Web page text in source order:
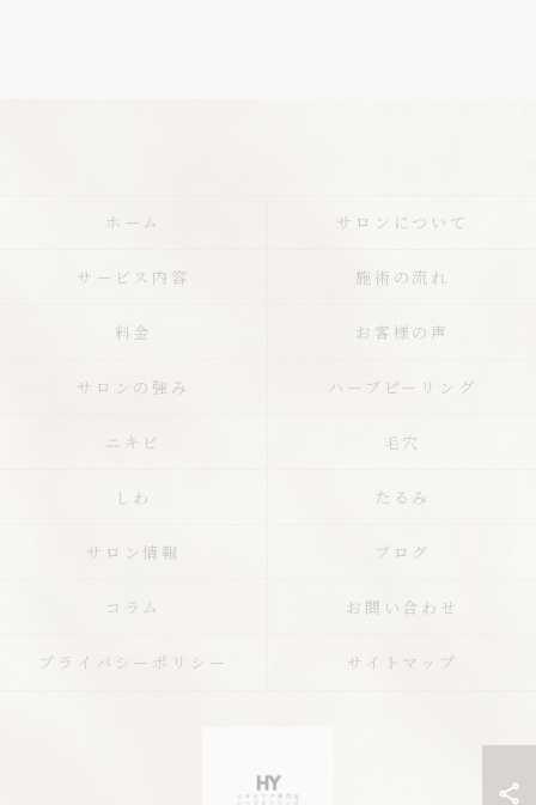
ホーム サロンについて
サービス内容 施術の流れ
料金 お客様の声
サロンの強み ハーブピーリング
ニキビ 毛穴
しわ たるみ
サロン情報 ブログ
コラム お問い合わせ
プライバシーポリシー サイトマップ